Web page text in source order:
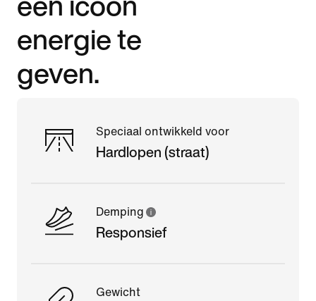
energie te
geven.
Speciaal ontwikkeld voor
Hardlopen (straat)
Demping
Responsief
Gewicht